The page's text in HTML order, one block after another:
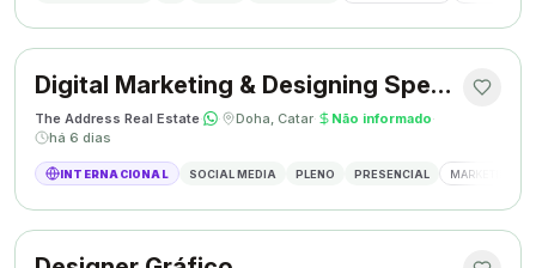
Digital Marketing & Designing Specialist
The Address Real Estate· · Doha, Catar· Não informado·
há 6 dias
INTERNACIONAL SOCIAL MEDIA PLENO PRESENCIAL MARKETING